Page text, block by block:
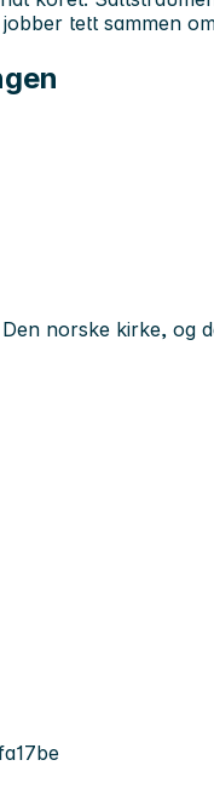
tett sammen
norske kirke, og